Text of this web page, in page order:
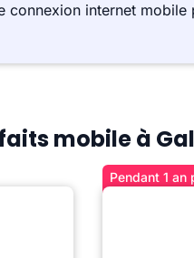
connexion internet
mobile à
Pendant 1 an